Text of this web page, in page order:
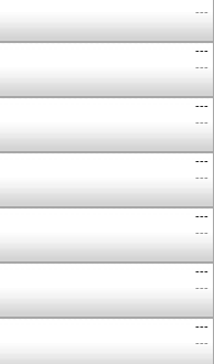
---
---
---
---
---
---
---
---
---
---
---
---
---